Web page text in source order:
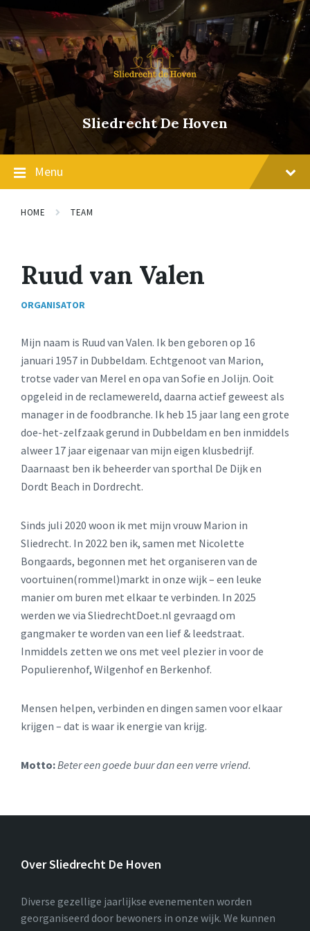
content
main
navigation
footer
Sliedrecht De Hoven
Menu
HOME TEAM
Ruud van Valen
ORGANISATOR
Mijn naam is Ruud van Valen. Ik ben geboren op 16
januari 1957 in Dubbeldam. Echtgenoot van Marion,
trotse vader van Merel en opa van Sofie en Jolijn. Ooit
opgeleid in de reclamewereld, daarna actief geweest als
manager in de foodbranche. Ik heb 15 jaar lang een grote
doe-het-zelfzaak gerund in Dubbeldam en ben inmiddels
alweer 17 jaar eigenaar van mijn eigen klusbedrijf.
Daarnaast ben ik beheerder van sporthal De Dijk en
Dordt Beach in Dordrecht.
Sinds juli 2020 woon ik met mijn vrouw Marion in
Sliedrecht. In 2022 ben ik, samen met Nicolette
Bongaards, begonnen met het organiseren van de
voortuinen(rommel)markt in onze wijk – een leuke
manier om buren met elkaar te verbinden. In 2025
werden we via SliedrechtDoet.nl gevraagd om
gangmaker te worden van een lief & leedstraat.
Inmiddels zetten we ons met veel plezier in voor de
Populierenhof, Wilgenhof en Berkenhof.
Mensen helpen, verbinden en dingen samen voor elkaar
krijgen – dat is waar ik energie van krijg.
Motto:Beter een goede buur dan een verre vriend.
Over Sliedrecht De Hoven
Diverse gezellige jaarlijkse evenementen worden
georganiseerd door bewoners in onze wijk. We kunnen